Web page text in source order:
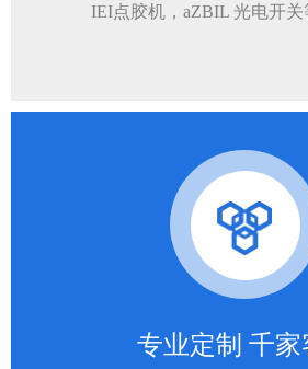
IEI点胶机，aZBIL 光电开关
专业定制 千家